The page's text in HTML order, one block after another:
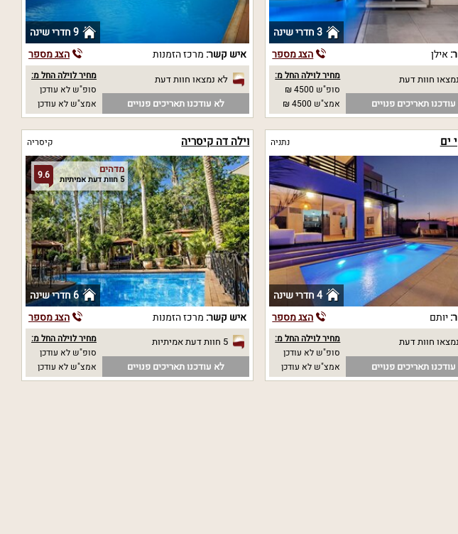
3 חדרי שינה
אילן הצג מספר
חוות דעת
תאריכים פנויים
מחיר לוילה החל מ:
סופ"ש 4500 ₪
אמצ"ש 4500 ₪
9 חדרי שינה
איש קשר: מרכז הזמנות הצג מספר
לא נמצאו חוות דעת
לא עודכנו תאריכים פנויים
מחיר לוילה החל מ:
סופ"ש לא עודכן
אמצ"ש לא עודכן
ים נתניה
4 חדרי שינה
יותם הצג מספר
חוות דעת
תאריכים פנויים
מחיר לוילה החל מ:
סופ"ש לא עודכן
אמצ"ש לא עודכן
וילה דה קיסריה קיסריה
9.6 מדהים
5 חוות דעת אמיתיות
6 חדרי שינה
איש קשר: מרכז הזמנות הצג מספר
5 חוות דעת אמיתיות
לא עודכנו תאריכים פנויים
מחיר לוילה החל מ:
סופ"ש לא עודכן
אמצ"ש לא עודכן